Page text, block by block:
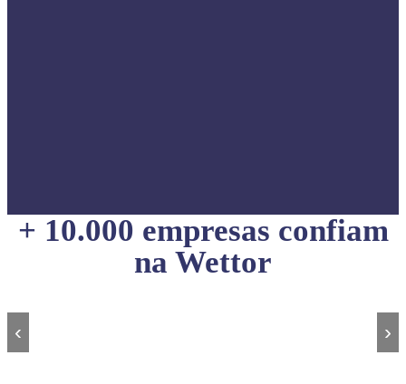
+ 10.000 empresas confiam
na Wettor
‹ ›